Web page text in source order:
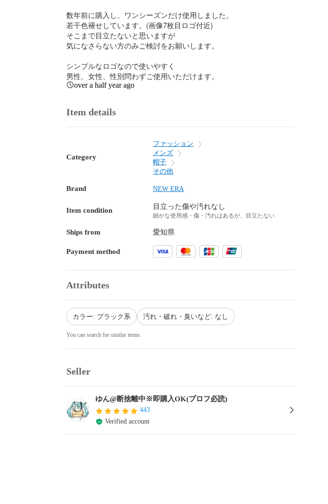
数年前に購入し、ワンシーズンだけ使用しました。
若干色褪せしています。(画像7枚目ロゴ付近)
そこまで目立たないと思いますが
気になさらない方のみご検討をお願いします。
シンプルなロゴなので使いやすく
男性、女性、性別問わずご使用いただけます。
over a half year ago
Item details
Category
ファッション
メンズ
帽子
その他
Brand NEW ERA
Item condition 目立った傷や汚れなし
細かな使用感・傷・汚れはあるが、目立たない
Ships from 愛知県
Payment method
Attributes
カラー: ブラック系 汚れ・破れ・臭いなど: なし
You can search for similar items.
Seller
ゆん@断捨離中※即購入OK(プロフ必読)
443
Verified account